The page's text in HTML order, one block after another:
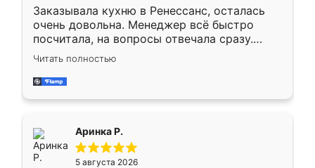
Заказывала кухню в Ренессанс, осталась
очень довольна. Менеджер всё быстро
посчитала, на вопросы отвечала сразу.
Замерщик приехал в субботу, подошёл к
делу со всей ответственностью. Собрали
за день, ребята работали аккуратно, даже
Читать полностью
Аринка Р.
5 августа 2026